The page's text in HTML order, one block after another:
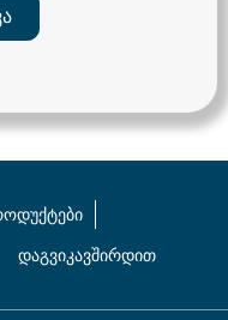
ᲓᲐᲒᲕᲘᲙᲐᲕᲨᲘᲠᲓᲘᲗ